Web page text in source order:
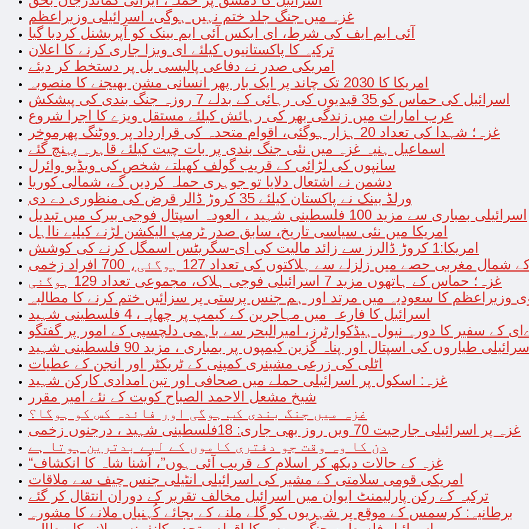
غزہ میں جنگ جلد ختم نہیں ہوگی، اسرائیلی وزیراعظم
آئی ایم ایف کی شرط، ای ایکس آئی ایم بینک کو آپریشنل کردیا گیا
ترکیہ کا پاکستانیوں کیلئے ای ویزا جاری کرنے کا اعلان
امریکی صدر نے دفاعی پالیسی بل پر دستخط کر دیئے
امریکا کا 2030 تک چاند پر ایک بار پھر انسانی مشن بھیجنے کا منصوبہ
اسرائیل کی حماس کو 35 قیدیوں کی رہائی کے بدلے 7 روزہ جنگ بندی کی پیشکش
عرب امارات میں زندگی بھر کی رہائش کیلئے مستقل ویزے کا اجرا شروع
غزہ؛ شہدا کی تعداد 20 ہزار ہوگئی، اقوام متحدہ کی قرارداد پر ووٹنگ پھرموخر
اسماعیل ہنیہ غزہ میں نئی جنگ بندی پر بات چیت کیلئے قاہرہ پہنچ گئے
سانپوں کی لڑائی کے قریب گولف کھیلتے شخص کی ویڈیو وائرل
دشمن نے اشتعال دلایا تو جوہری حملہ کردیں گے، شمالی کوریا
ورلڈ بینک نے پاکستان کیلئے 35 کروڑ ڈالر قرض کی منظوری دے دی
اسرائیلی بمباری سے مزید 100 فلسطینی شہید ، العودہ اسپتال فوجی بیرک میں تبدیل
امریکا میں نئی سیاسی تاریخ، سابق صدر ٹرمپ الیکشن لڑنے کیلیے نااہل
امریکا:1 کروڑ ڈالرز سے زائد مالیت کی ای-سگریٹس اسمگل کرنے کی کوشش
مغربی حصے میں زلزلے سے ہلاکتوں کی تعداد 127 ہوگئی، 700 افراد زخمی
غزہ؛ حماس کے ہاتھوں مزید 7 اسرائیلی فوجی ہلاک، مجموعی تعداد 129 ہوگئی
وزیراعظم کا سعودیہ میں مرتد اور ہم جنس پرستی پر سزائیں ختم کرنے کا مطالبہ
اسرائیل کا فارعہ میں مہاجرین کے کیمپ پر چھاپہ، 4 فلسطینی شہید
کے سفیر کا دورہ نیول ہیڈکوارٹرز، امیرالبحر سے باہمی دلچسپی کے امور پر گفتگو
اسرائیلی طیاروں کی اسپتال اور پناہ گزین کیمپوں پر بمباری ، مزید 90 فلسطینی شہید
اٹلی کی زرعی مشینری کمپنی کے ٹریکٹر اور انجن کے عطیات
غزہ: اسکول پر اسرائیلی حملے میں صحافی اور تین امدادی کارکن شہید
شیخ مشعل الاحمد الصباح کویت کے نئے امیر مقرر
غزہ میں جنگ بندی کب ہوگی اور فائدہ کس کو ہوگا؟
غزہ پر اسرائیلی جارحیت 70 ویں روز بھی جاری: 18فلسطینی شہید ، درجنوں زخمی
دن کا وہ وقت جو دفتری کاموں کے لیے بدترین ہوتا ہے
“غزہ کے حالات دیکھ کر اسلام کے قریب آئی ہوں”، اُشنا شاہ کا انکشاف
امریکی قومی سلامتی کے مشیر کی اسرائیلی انٹیلی جنس چیف سے ملاقات
ترکیہ کے رکن پارلیمنٹ ایوان میں اسرائیل مخالف تقریر کے دوران انتقال کر گئے
برطانیہ: کرسمس کے موقع پر شہریوں کو گلے ملنے کے بجائے کُہنیاں ملانے کا مشورہ